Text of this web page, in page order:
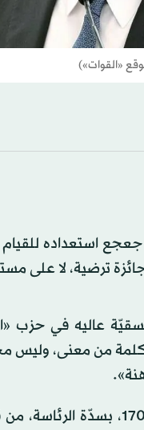
«القوات»)
استعداده
ترضية، لا على
عاليه في حزب
من معنى، وليس
وأوضح جعجع أنه «لا علاقة